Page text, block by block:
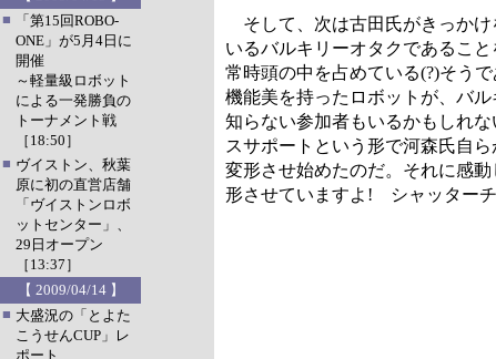
■
「第15回ROBO-
ONE」が5月4日に
開催
～軽量級ロボット
による一発勝負の
トーナメント戦
［18:50］
■ ヴイストン、秋葉
原に初の直営店舗
「ヴイストンロボ
ットセンター」、
29日オープン
［13:37］
【 2009/04/14 】
■ 大盛況の「とよた
こうせんCUP」レ
ポート
そして、次は古田氏がきっかけ
いるバルキリーオタクであるこ
常時頭の中を占めている(?)そう
機能美を持ったロボットが、バ
知らない参加者もいるかもしれ
スサポートという形で河森氏自
変形させ始めたのだ。それに感
形させていますよ! シャッターチ